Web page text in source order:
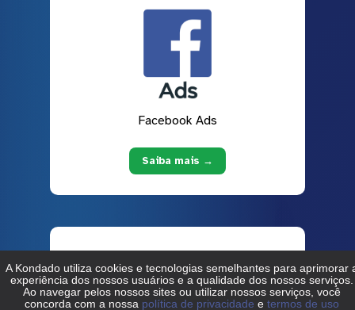
Facebook Ads
Saiba mais →